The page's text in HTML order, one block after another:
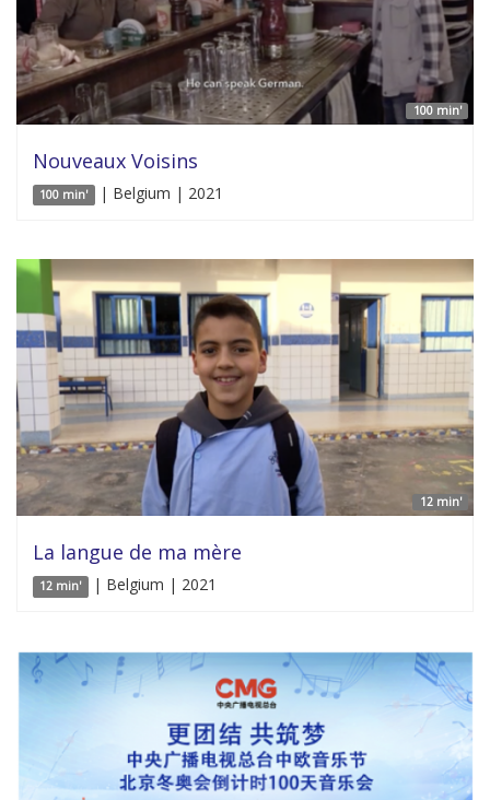
100 min'
Nouveaux Voisins
100 min' | Belgium | 2021
12 min'
La langue de ma mère
12 min' | Belgium | 2021